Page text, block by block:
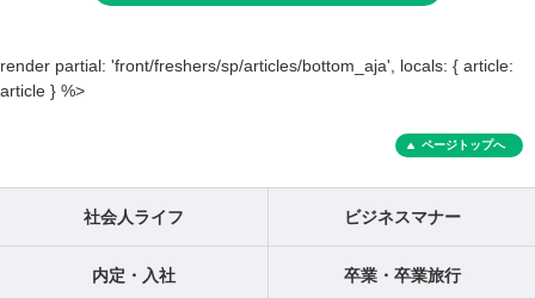
render partial: 'front/freshers/sp/articles/bottom_aja', locals: { article:
article } %>
ページトップへ
社会人ライフ ビジネスマナー
内定・入社 卒業・卒業旅行